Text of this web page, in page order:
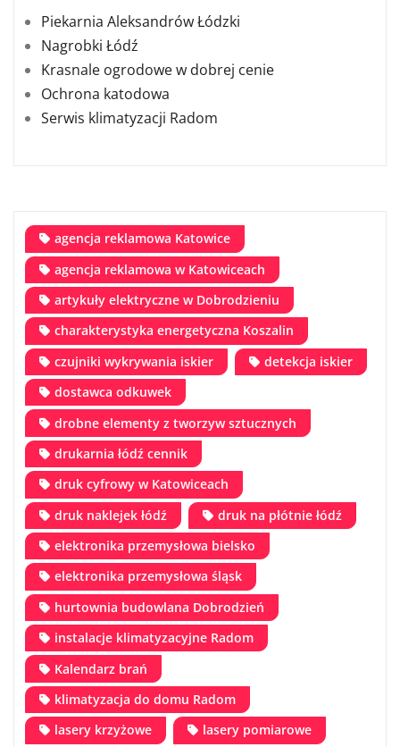
Piekarnia Aleksandrów Łódzki
Nagrobki Łódź
Krasnale ogrodowe w dobrej cenie
Ochrona katodowa
Serwis klimatyzacji Radom
agencja reklamowa Katowice
agencja reklamowa w Katowiceach
artykuły elektryczne w Dobrodzieniu
charakterystyka energetyczna Koszalin
czujniki wykrywania iskier
detekcja iskier
dostawca odkuwek
drobne elementy z tworzyw sztucznych
drukarnia łódź cennik
druk cyfrowy w Katowiceach
druk naklejek łódź
druk na płótnie łódź
elektronika przemysłowa bielsko
elektronika przemysłowa śląsk
hurtownia budowlana Dobrodzień
instalacje klimatyzacyjne Radom
Kalendarz brań
klimatyzacja do domu Radom
lasery krzyżowe
lasery pomiarowe